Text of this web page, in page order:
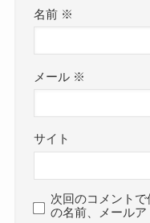
名前 ※
メール ※
サイト
次回のコメント
の名前、メールア